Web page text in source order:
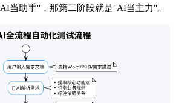
当助手"，那第二阶段就是"AI当主力"。